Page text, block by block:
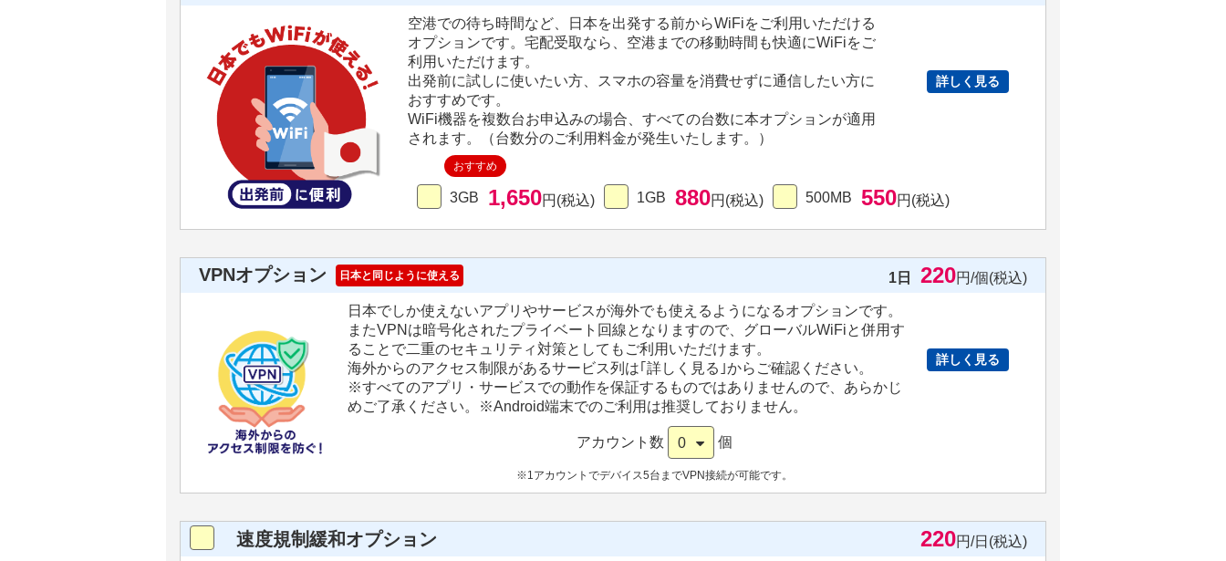
空港での待ち時間など、日本を出発する前からWiFiをご利用いただける
オプションです。宅配受取なら、空港までの移動時間も快適にWiFiをご
利用いただけます。
出発前に試しに使いたい方、スマホの容量を消費せずに通信したい方に
おすすめです。
WiFi機器を複数台お申込みの場合、すべての台数に本オプションが適用
されます。（台数分のご利用料金が発生いたします。）
詳しく見る
3GB 1,650円(税込)
おすすめ
1GB 880円(税込) 500MB 550円(税込)
VPNオプション 日本と同じように使える 1日 220円/個(税込)
日本でしか使えないアプリやサービスが海外でも使えるようになるオプションです。
またVPNは暗号化されたプライベート回線となりますので、グローバルWiFiと併用す
ることで二重のセキュリティ対策としてもご利用いただけます。
海外からのアクセス制限があるサービス列は｢詳しく見る｣からご確認ください。
※すべてのアプリ・サービスでの動作を保証するものではありませんので、あらかじ
めご了承ください。
※Android端末でのご利用は推奨しておりません。
詳しく見る
アカウント数 0 個
※1アカウントでデバイス5台までVPN接続が可能です。
速度規制緩和オプション 220円/日(税込)